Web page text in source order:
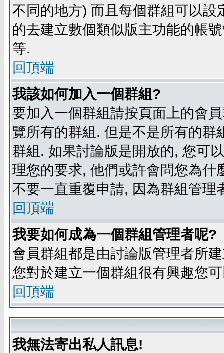
不同的地方) 而且每個群組可以
的去建立數個類似版主功能的帳
等.
回頂端
我該如何加入一個群組?
要加入一個群組請按頁面上的會
覽所有的群組. 但是不是所有的
群組. 如果討論版是開放的, 您可
理您的要求, 他們或許會問您為
不要一直重覆申請, 因為群組管理
回頂端
我要如何成為一個群組管理者呢?
會員群組都是由討論版管理者所
您對於建立一個群組很有興趣您
回頂端
我無法寄出私人訊息!